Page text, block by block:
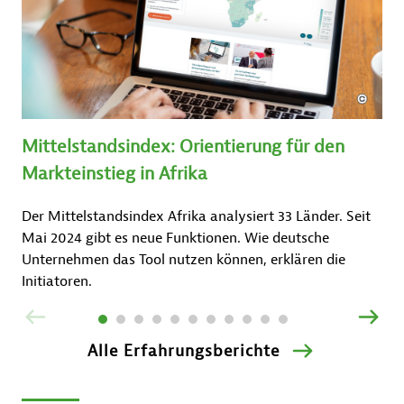
Mittelstandsindex: Orientierung für den
Markteinstieg in Afrika
Der Mittelstandsindex Afrika analysiert 33 Länder. Seit
Mai 2024 gibt es neue Funktionen. Wie deutsche
Unternehmen das Tool nutzen können, erklären die
Initiatoren.
VOR
Alle Erfahrungsberichte